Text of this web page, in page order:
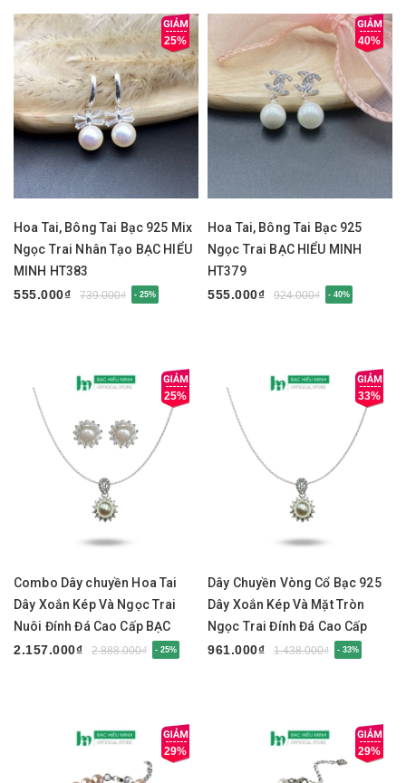
25%
Hoa Tai, Bông Tai Bạc 925 Mix
Ngọc Trai Nhân Tạo BẠC HIỂU
MINH HT383
555.000₫
739.000₫ - 25%
40%
Hoa Tai, Bông Tai Bạc 925
Ngọc Trai BẠC HIỂU MINH
HT379
555.000₫
924.000₫ - 40%
25%
Combo Dây chuyền Hoa Tai
Dây Xoắn Kép Và Ngọc Trai
Nuôi Đính Đá Cao Cấp BẠC
HIỂU MINH BCB005
2.157.000₫ 2.888.000₫ - 25%
33%
Dây Chuyền Vòng Cổ Bạc 925
Dây Xoắn Kép Và Mặt Tròn
Ngọc Trai Đính Đá Cao Cấp
BẠC HIỂU MINH DMD480
961.000₫ 1.438.000₫ - 33%
29% 29%